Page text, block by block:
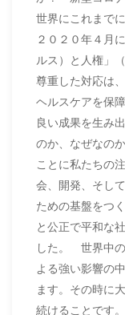
世界にこれまで
２０２０年４月
ルス）と人権」
尊重した対応は
ヘルスケアを保
良い成果を生み
のか、なぜなの
ことに私たちの
会、開発、そし
ための基盤をつ
と公正で平和な
した。 世界中
よる強い影響の
ます。その時に
続けることです